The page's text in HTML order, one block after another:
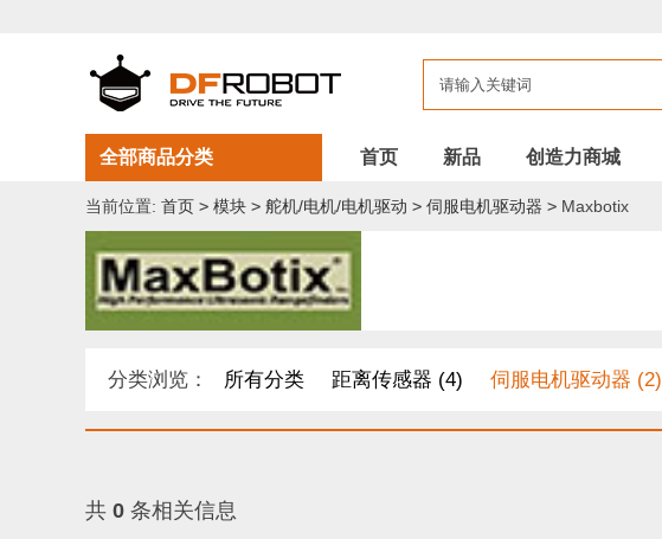
全部商品分类 首页 新品 创造力商城
当前位置: 首页 > 模块 > 舵机/电机/电机驱动 > 伺服电机驱动器 > Maxbotix
分类浏览： 所有分类 距离传感器 (4) 伺服电机驱动器 (2)
共 0 条相关信息